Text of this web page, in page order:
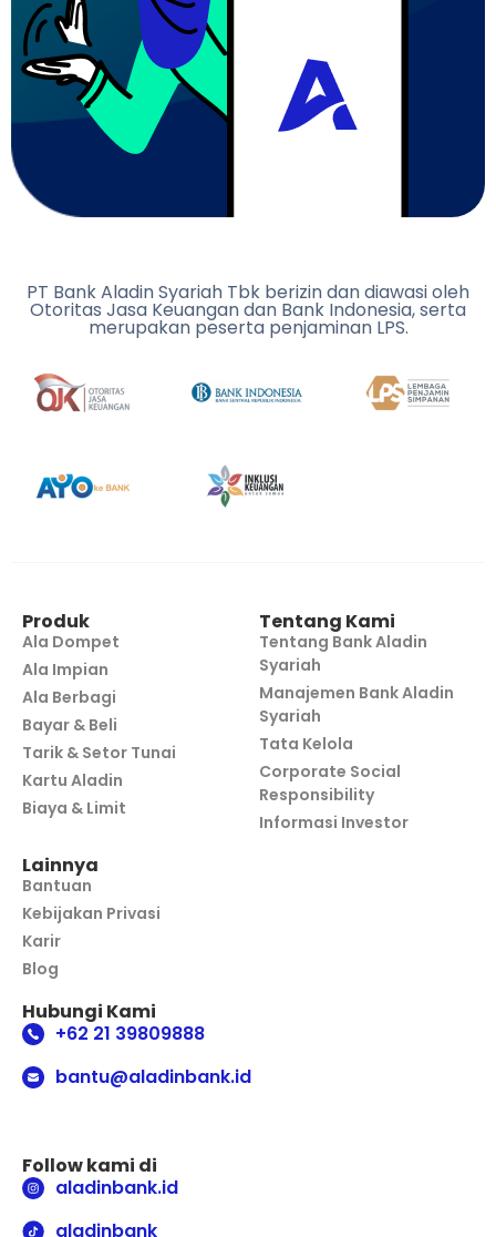
PT Bank Aladin Syariah Tbk berizin dan diawasi oleh
Otoritas Jasa Keuangan dan Bank Indonesia, serta
merupakan peserta penjaminan LPS.
Produk
Ala Dompet
Ala Impian
Ala Berbagi
Bayar & Beli
Tarik & Setor Tunai
Kartu Aladin
Biaya & Limit
Tentang Kami
Tentang Bank Aladin
Syariah
Manajemen Bank Aladin
Syariah
Tata Kelola
Corporate Social
Responsibility
Informasi Investor
Lainnya
Bantuan
Kebijakan Privasi
Karir
Blog
Hubungi Kami
+62 21 39809888
bantu@aladinbank.id
Follow kami di
aladinbank.id
aladinbank